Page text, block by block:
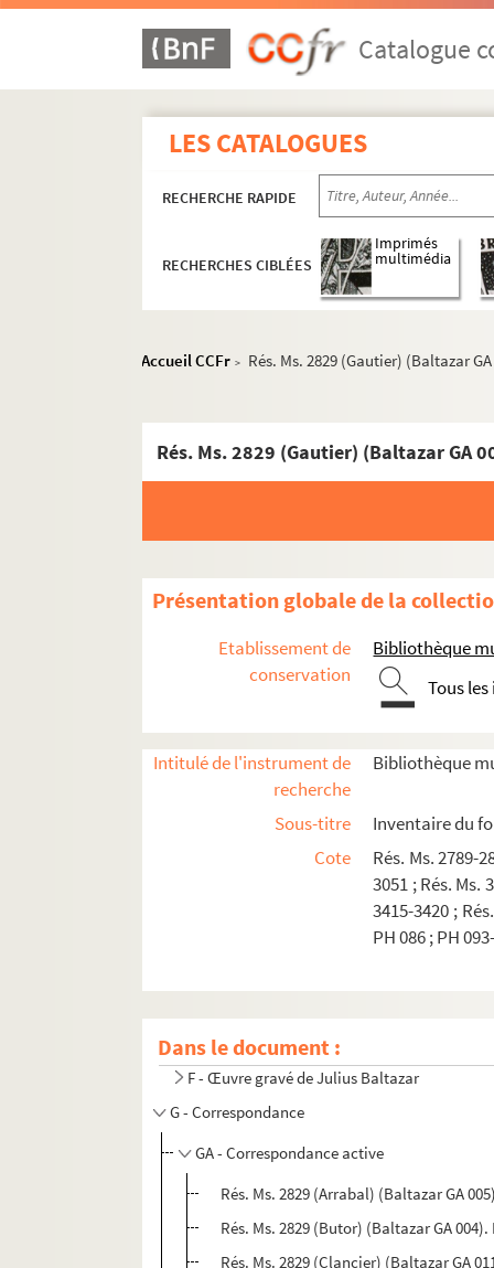
Catalogue
LES CATALOGUES
RECHERCHE RAPIDE
RECHERCHES CIBLÉES
Imprimés
multimédia
Accueil CCFr > Rés. Ms. 2829 (Gautier) (Baltazar
Présentation globale de la
Etablissement de
conservation
Bibliothèque
Tous
Intitulé de l'instrument de
recherche
Bibliothèque
Sous-titre
Inventaire du
Cote
Rés. Ms. 2789-
3051 ; Rés. Ms.
3415-3420 ;
PH 086 ; PH
Dans le document :
A - Documents sur Julius Baltazar
B - Livres imprimés écrits ou ornés par
E - Placards manuscrits ornés par Julius
F - Œuvre gravé de Julius Baltazar
G - Correspondance
GA - Correspondance active
Rés. Ms. 2829 (Arrabal) (Baltazar GA
Rés. Ms. 2829 (Butor) (Baltazar GA
Rés. Ms. 2829 (Clancier) (Baltazar GA